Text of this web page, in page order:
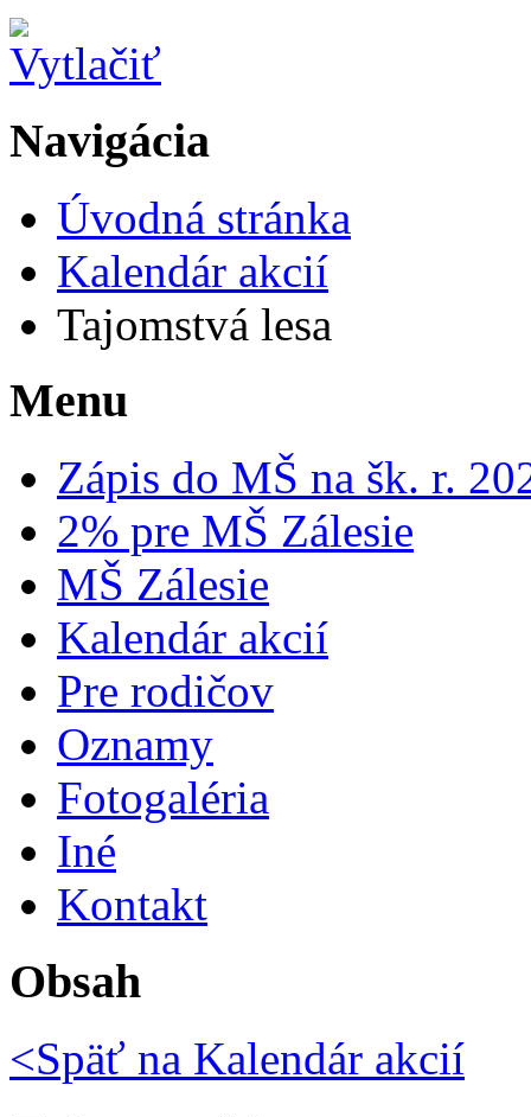
Navigácia
Úvodná stránka
Kalendár akcií
Tajomstvá lesa
Menu
Zápis do MŠ na šk. r.
2% pre MŠ Zálesie
MŠ Zálesie
Kalendár akcií
Pre rodičov
Oznamy
Fotogaléria
Iné
Kontakt
Obsah
<Späť na Kalendár akcií